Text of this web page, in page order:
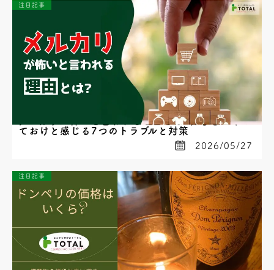
注目記事
メルカリが怖いと言われる理由とは?初心者がやめ
ておけと感じる7つのトラブルと対策
2026/05/27
注目記事